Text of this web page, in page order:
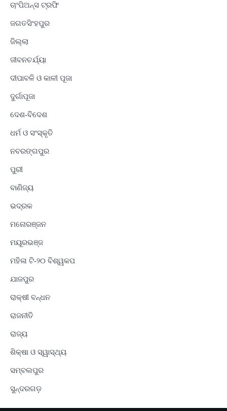
ଚାଂପିଅନ୍ସ ଟ୍ରଫି
ଜଗତସିଂହପୁର
ଜିଲ୍ଲା
ଜୀବନଚର୍ଯ୍ୟା
ଦୀପାବଳି ଓ କାଳୀ ପୂଜା
ଦୁର୍ଗାପୂଜା
ଦେଶ-ବିଦେଶ
ଧର୍ମ ଓ ସଂସ୍କୃତି
ନବରଙ୍ଗପୁର
ପୁରୀ
ବାଣିଜ୍ୟ
ଭଦ୍ରକ
ମନୋରଞ୍ଜନ
ମୟୂରଭଞ୍ଜ
ମହିଳା ଟି-୨୦ ବିଶ୍ୱକପ
ଯାଜପୁର
ରାକ୍ଷୀ ବନ୍ଧନ
ରାଜନୀତି
ରାଜ୍ୟ
ଶିକ୍ଷା ଓ ସ୍ୱାସ୍ଥ୍ୟ
ସମ୍ବଲପୁର
ସୁନ୍ଦରଗଡ଼